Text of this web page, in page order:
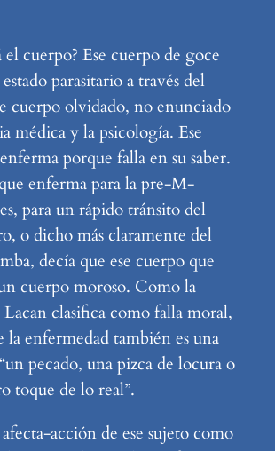
el cuerpo? Ese cuerpo de goce
parasitario a través del
cuerpo olvidado, no enunciado
médica y la psicología. Ese
porque falla en su saber.
enferma para la pre-M-
para un rápido tránsito del
o dicho más claramente del
decía que ese cuerpo que
cuerpo moroso. Como la
Lacan clasifica como falla moral,
la enfermedad también es una
pecado, una pizca de locura o
toque de lo real”.
acción de ese sujeto como